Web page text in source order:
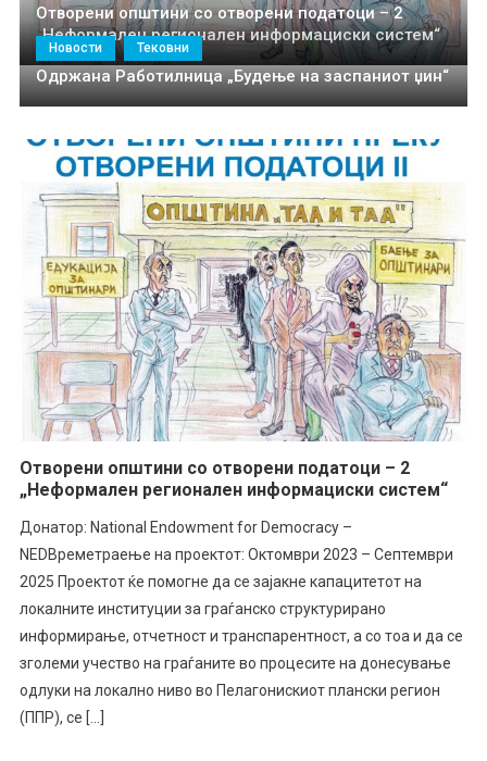
Отворени општини со отворени податоци – 2
„Неформален регионален информациски систем“
Новости Тековни
Одржана Работилница „Будење на заспаниот џин“
Отворени општини со отворени податоци – 2
„Неформален регионален информациски систем“
Донатор: National Endowment for Democracy –
NEDВреметраење на проектот: Октомври 2023 – Септември
2025 Проектот ќе помогне да се зајакне капацитетот на
локалните институции за граѓанско структурирано
информирање, отчетност и транспарентност, а со тоа и да се
зголеми учество на граѓаните во процесите на донесување
одлуки на локално ниво во Пелагонискиот плански регион
(ППР), се […]